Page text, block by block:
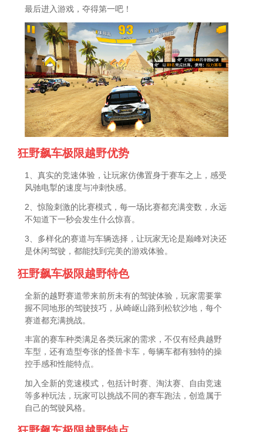
最后进入游戏，夺得第一吧！
狂野飙车极限越野优势
1、真实的竞速体验，让玩家仿佛置身于赛车之上，感受
风驰电掣的速度与冲刺快感。
2、惊险刺激的比赛模式，每一场比赛都充满变数，永远
不知道下一秒会发生什么惊喜。
3、多样化的赛道与车辆选择，让玩家无论是巅峰对决还
是休闲驾驶，都能找到完美的游戏体验。
狂野飙车极限越野特色
全新的越野赛道带来前所未有的驾驶体验，玩家需要掌
握不同地形的驾驶技巧，从崎岖山路到松软沙地，每个
赛道都充满挑战。
丰富的赛车种类满足各类玩家的需求，不仅有经典越野
车型，还有造型夸张的怪兽卡车，每辆车都有独特的操
控手感和性能特点。
加入全新的竞速模式，包括计时赛、淘汰赛、自由竞速
等多种玩法，玩家可以挑战不同的赛车跑法，创造属于
自己的驾驶风格。